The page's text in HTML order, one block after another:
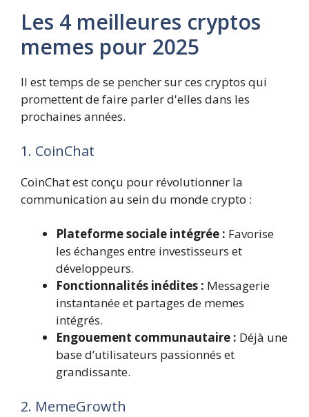
Les 4 meilleures cryptos
memes pour 2025
Il est temps de se pencher sur ces cryptos qui
promettent de faire parler d'elles dans les
prochaines années.
1. CoinChat
CoinChat est conçu pour révolutionner la
communication au sein du monde crypto :
Plateforme sociale intégrée : Favorise
les échanges entre investisseurs et
développeurs.
Fonctionnalités inédites : Messagerie
instantanée et partages de memes
intégrés.
Engouement communautaire : Déjà une
base d’utilisateurs passionnés et
grandissante.
2. MemeGrowth